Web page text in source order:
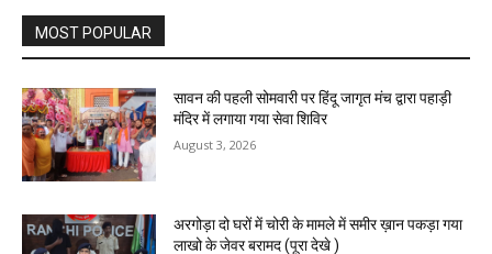
MOST POPULAR
सावन की पहली सोमवारी पर हिंदू जागृत मंच द्वारा पहाड़ी
मंदिर में लगाया गया सेवा शिविर
August 3, 2026
अरगोड़ा दो घरों में चोरी के मामले में समीर ख़ान पकड़ा गया
लाखो के जेवर बरामद (पूरा देखे )